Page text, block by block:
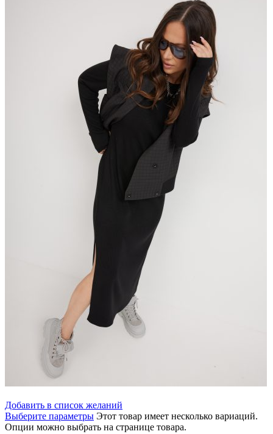
Добавить в список желаний
Выберите параметры Этот товар имеет несколько вариаций.
Опции можно выбрать на странице товара.